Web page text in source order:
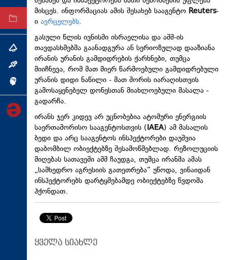
თემა
ინტერვიუ
ინქვიზიცია
მისცეს. ინფორმაციას ამის შესახებ სააგენტო Reuters-
ი ავრცელებს.
გასული წლის ივნისში ისრაელისა და აშშ-ის
თავდასხმებმა გაანადგურა ან სერიოზულად დააზიანა
ირანის ურანის გამდიდრების ქარხნები, თუმცა
მიიჩნევა, რომ მათ მიერ წარმოებული გამდიდრებული
ურანის დიდი ნაწილი - მათ შორის იარაღისთვის
გამოსაყენებელ დონესთან მიახლოებული მასალა -
გადარჩა.
ირანს ჯერ კიდევ არ უცნობებია ატომური ენერგიის
საერთაშორისო სააგენტოსთვის (IAEA) ამ მასალის
ბედი და არც სააგენტოს ინსპექტორები დაუშვია
დაბომბილ ობიექტებზე შესამოწმებლად. რეზოლუციის
მიღებას სათავეში აშშ ჩაუდგა, თუმცა ირანმა ამას
„სამხედრო აგრესიის გათეთრება“ უწოდა, ვინაიდან
ინსპექტორებს დარტყმებამდე ობიექტებზე წვდომა
ჰქონდათ.
ყველა სიახლე